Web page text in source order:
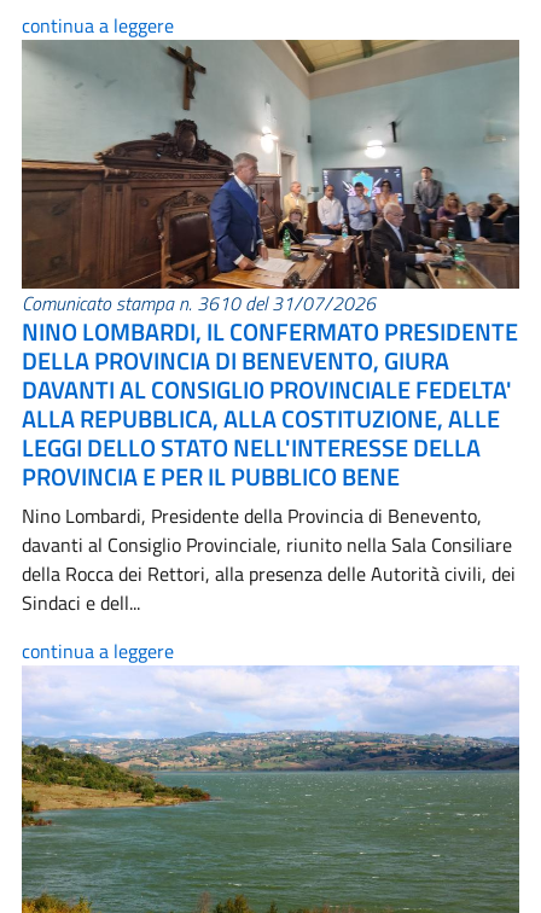
continua a leggere
Comunicato stampa n. 3610 del 31/07/2026
NINO LOMBARDI, IL CONFERMATO PRESIDENTE
DELLA PROVINCIA DI BENEVENTO, GIURA
DAVANTI AL CONSIGLIO PROVINCIALE FEDELTA'
ALLA REPUBBLICA, ALLA COSTITUZIONE, ALLE
LEGGI DELLO STATO NELL'INTERESSE DELLA
PROVINCIA E PER IL PUBBLICO BENE
Nino Lombardi, Presidente della Provincia di Benevento,
davanti al Consiglio Provinciale, riunito nella Sala Consiliare
della Rocca dei Rettori, alla presenza delle Autorità civili, dei
Sindaci e dell...
continua a leggere